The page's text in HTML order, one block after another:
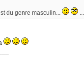
du genre masculin...